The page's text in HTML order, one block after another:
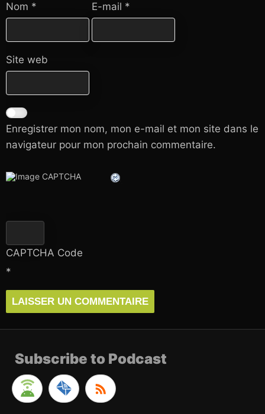
Nom * E-mail *
Site web
Enregistrer mon nom, mon e-mail et mon site dans le
navigateur pour mon prochain commentaire.
CAPTCHA Code
*
Subscribe to Podcast